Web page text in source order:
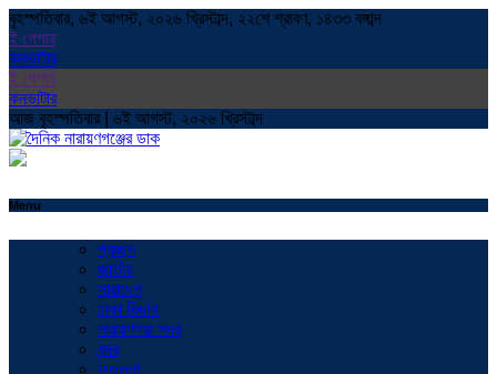
বৃহস্পতিবার, ৬ই আগস্ট, ২০২৬ খ্রিস্টাব্দ, ২২শে শ্রাবণ, ১৪৩৩ বঙ্গাব্দ
ই পেপার
কনভাটার
ই পেপার
কনভাটার
আজ বৃহস্পতিবার | ৬ই আগস্ট, ২০২৬ খ্রিস্টাব্দ
Menu
প্রচ্ছদ
জাতীয়
সারাদেশ
ঢাকা বিভাগ
নারায়ণগঞ্জ সদর
বন্দর
ফতুল্লা